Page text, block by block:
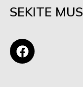
SEKITE MUS